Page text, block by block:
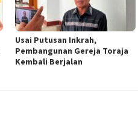
Usai Putusan Inkrah,
Pembangunan Gereja Toraja
Kembali Berjalan